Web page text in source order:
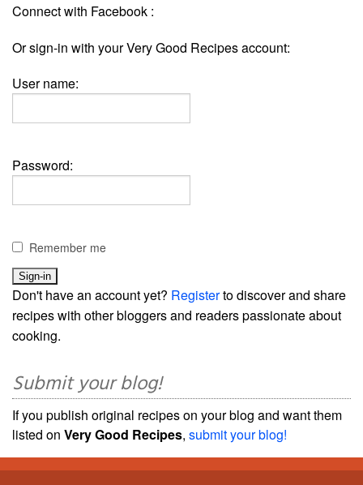
Connect with Facebook :
Or sign-in with your Very Good Recipes account:
User name:
Password:
Remember me
Don't have an account yet? Registerto discover and share
recipes with other bloggers and readers passionate about
cooking.
Submit your blog!
If you publish original recipes on your blog and want them
listed on Very Good Recipes, submit your blog!